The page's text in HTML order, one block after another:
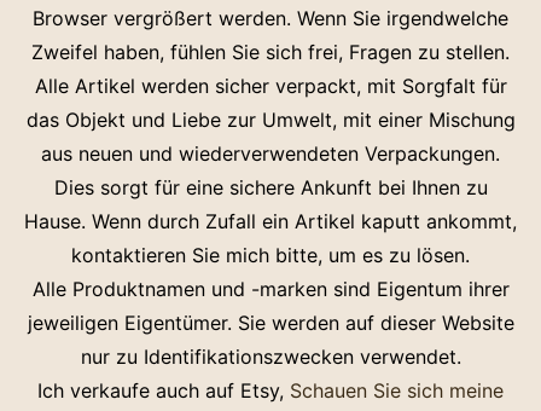
Browser vergrößert werden. Wenn Sie irgendwelche
Zweifel haben, fühlen Sie sich frei, Fragen zu stellen.
Alle Artikel werden sicher verpackt, mit Sorgfalt für
das Objekt und Liebe zur Umwelt, mit einer Mischung
aus neuen und wiederverwendeten Verpackungen.
Dies sorgt für eine sichere Ankunft bei Ihnen zu
Hause. Wenn durch Zufall ein Artikel kaputt ankommt,
kontaktieren Sie mich bitte, um es zu lösen.
Alle Produktnamen und -marken sind Eigentum ihrer
jeweiligen Eigentümer. Sie werden auf dieser Website
nur zu Identifikationszwecken verwendet.
Ich verkaufe auch auf Etsy, Schauen Sie sich meine